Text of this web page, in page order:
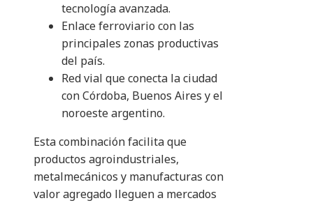
tecnología avanzada.
Enlace ferroviario con las
principales zonas productivas
del país.
Red vial que conecta la ciudad
con Córdoba, Buenos Aires y el
noroeste argentino.
Esta combinación facilita que
productos agroindustriales,
metalmecánicos y manufacturas con
valor agregado lleguen a mercados